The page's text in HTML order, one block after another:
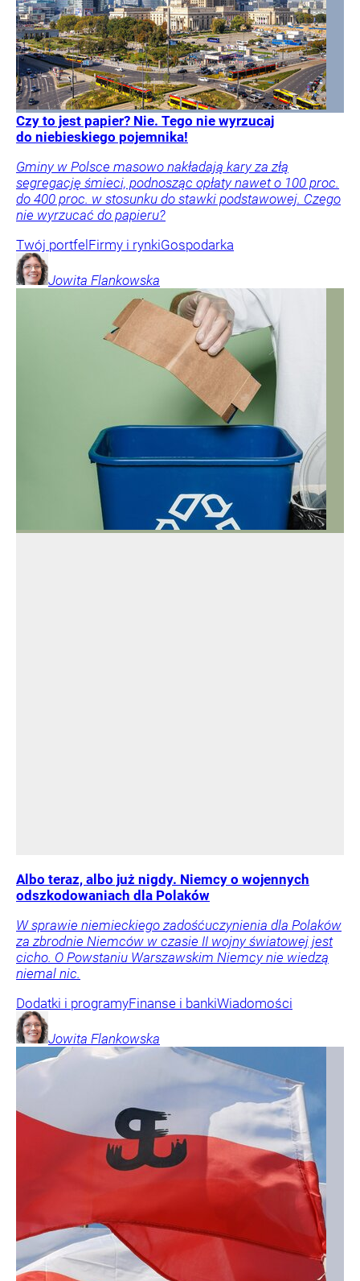
Czy to jest papier? Nie. Tego nie wyrzucaj
do niebieskiego pojemnika!
Gminy w Polsce masowo nakładają kary za złą
segregację śmieci, podnosząc opłaty nawet o 100 proc.
do 400 proc. w stosunku do stawki podstawowej. Czego
nie wyrzucać do papieru?
Twój portfel Firmy i rynkiGospodarka
Jowita Flankowska
Albo teraz, albo już nigdy. Niemcy o wojennych
odszkodowaniach dla Polaków
W sprawie niemieckiego zadośćuczynienia dla Polaków
za zbrodnie Niemców w czasie II wojny światowej jest
cicho. O Powstaniu Warszawskim Niemcy nie wiedzą
niemal nic.
Dodatki i programyFinanse i bankiWiadomości
Jowita Flankowska